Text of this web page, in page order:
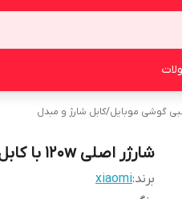
گوشی موبایل/کابل شارژ و مبدل
شارژر اصلی 120w با کابل شیائومی
برند:xiaomi